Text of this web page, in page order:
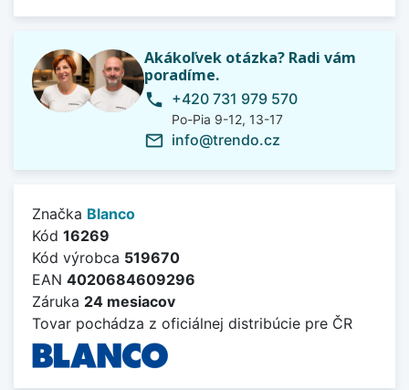
Akákoľvek otázka? Radi vám
poradíme.
phone +420 731 979 570
Po-Pia 9-12, 13-17
mail_outline info@trendo.cz
Značka Blanco
Kód 16269
Kód výrobca 519670
EAN 4020684609296
Záruka 24 mesiacov
Tovar pochádza z oficiálnej distribúcie pre ČR